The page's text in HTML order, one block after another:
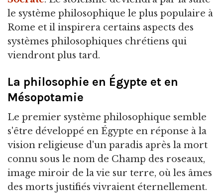
le système philosophique le plus populaire à
Rome et il inspirera certains aspects des
systèmes philosophiques chrétiens qui
viendront plus tard.
La philosophie en Égypte et en
Mésopotamie
Le premier système philosophique semble
s'être développé en Égypte en réponse à la
vision religieuse d'un paradis après la mort
connu sous le nom de Champ des roseaux,
image miroir de la vie sur terre, où les âmes
des morts justifiés vivraient éternellement.